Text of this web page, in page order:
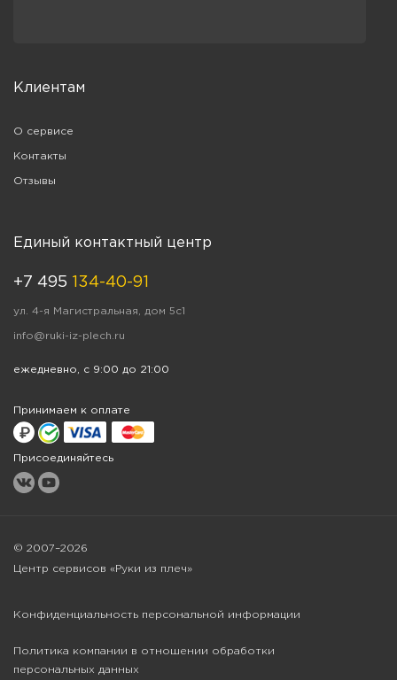
Клиентам
О сервисе
Контакты
Отзывы
Единый контактный центр
+7 495 134-40-91
ул. 4-я Магистральная, дом 5с1
info@ruki-iz-plech.ru
ежедневно, с 9:00 до 21:00
Принимаем к оплате
Присоединяйтесь
© 2007–2026
Центр сервисов «Руки из плеч»
Конфиденциальность персональной информации
Политика компании в отношении обработки
персональных данных